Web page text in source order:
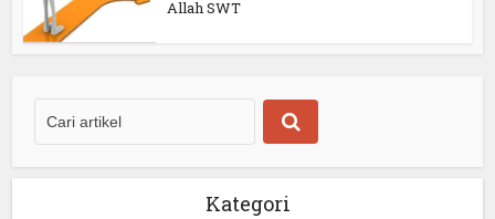
Allah SWT
Kategori